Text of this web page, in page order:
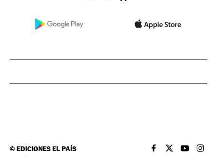
©EDICIONES EL PAÍS EL PAÍS BRASIL EN
EL PAÍSEL PAÍS
EL